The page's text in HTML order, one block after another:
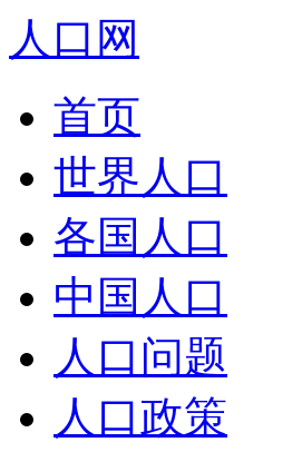
人口网
首页
世界人口
各国人口
中国人口
人口问题
人口政策